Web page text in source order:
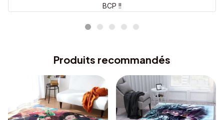
BCP !!
Produits recommandés